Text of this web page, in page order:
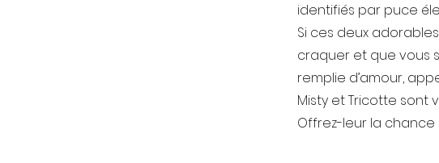
identifiés par puce
Si ces deux
craquer et que vous
remplie d’amour,
Misty et Tricotte sont
Offrez-leur la chance